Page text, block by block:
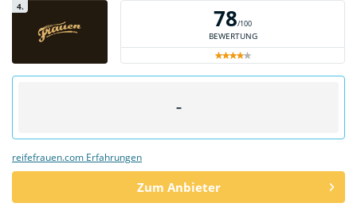
4. 78/100
BEWERTUNG
–
reifefrauen.com Erfahrungen
Zum Anbieter